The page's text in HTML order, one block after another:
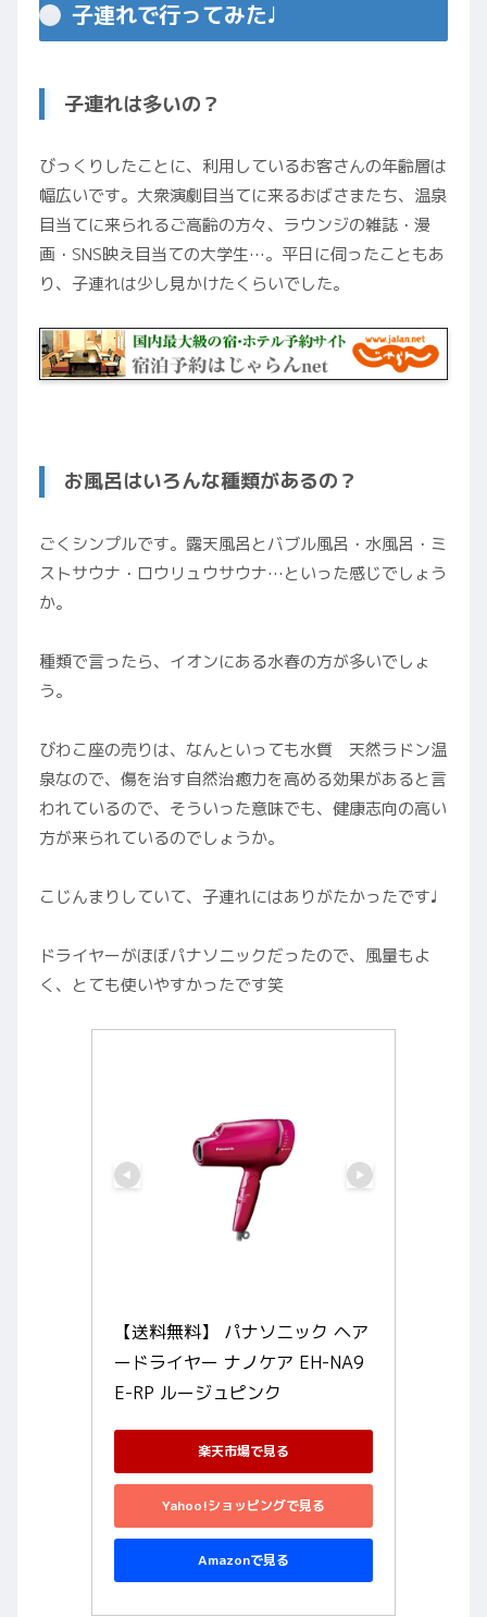
子連れで行ってみた♩
子連れは多いの？
びっくりしたことに、利用しているお客さんの年齢層は
幅広いです。大衆演劇目当てに来るおばさまたち、温泉
目当てに来られるご高齢の方々、ラウンジの雑誌・漫
画・SNS映え目当ての大学生…。平日に伺ったこともあ
り、子連れは少し見かけたくらいでした。
お風呂はいろんな種類があるの？
ごくシンプルです。露天風呂とバブル風呂・水風呂・ミ
ストサウナ・ロウリュウサウナ…といった感じでしょう
か。
種類で言ったら、イオンにある水春の方が多いでしょ
う。
びわこ座の売りは、なんといっても水質 天然ラドン温
泉なので、傷を治す自然治癒力を高める効果があると言
われているので、そういった意味でも、健康志向の高い
方が来られているのでしょうか。
こじんまりしていて、子連れにはありがたかったです♩
ドライヤーがほぼパナソニックだったので、風量もよ
く、とても使いやすかったです笑
【送料無料】 パナソニック ヘア
ードライヤー ナノケア EH-NA9
E-RP ルージュピンク
楽天市場で見る
Yahoo!ショッピングで見る
Amazonで見る